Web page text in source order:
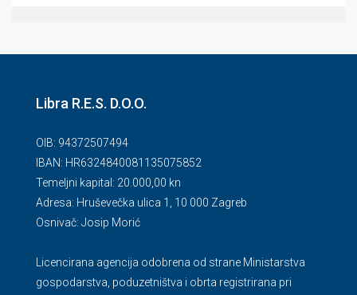
Libra R.E.S. D.O.O.
OIB: 94372507494
IBAN: HR6324840081135075852
Temeljni kapital: 20.000,00 kn
Adresa: Hruševečka ulica 1, 10 000 Zagreb
Osnivač: Josip Morić
Licencirana agencija odobrena od strane Ministarstva
gospodarstva, poduzetništva i obrta registrirana pri